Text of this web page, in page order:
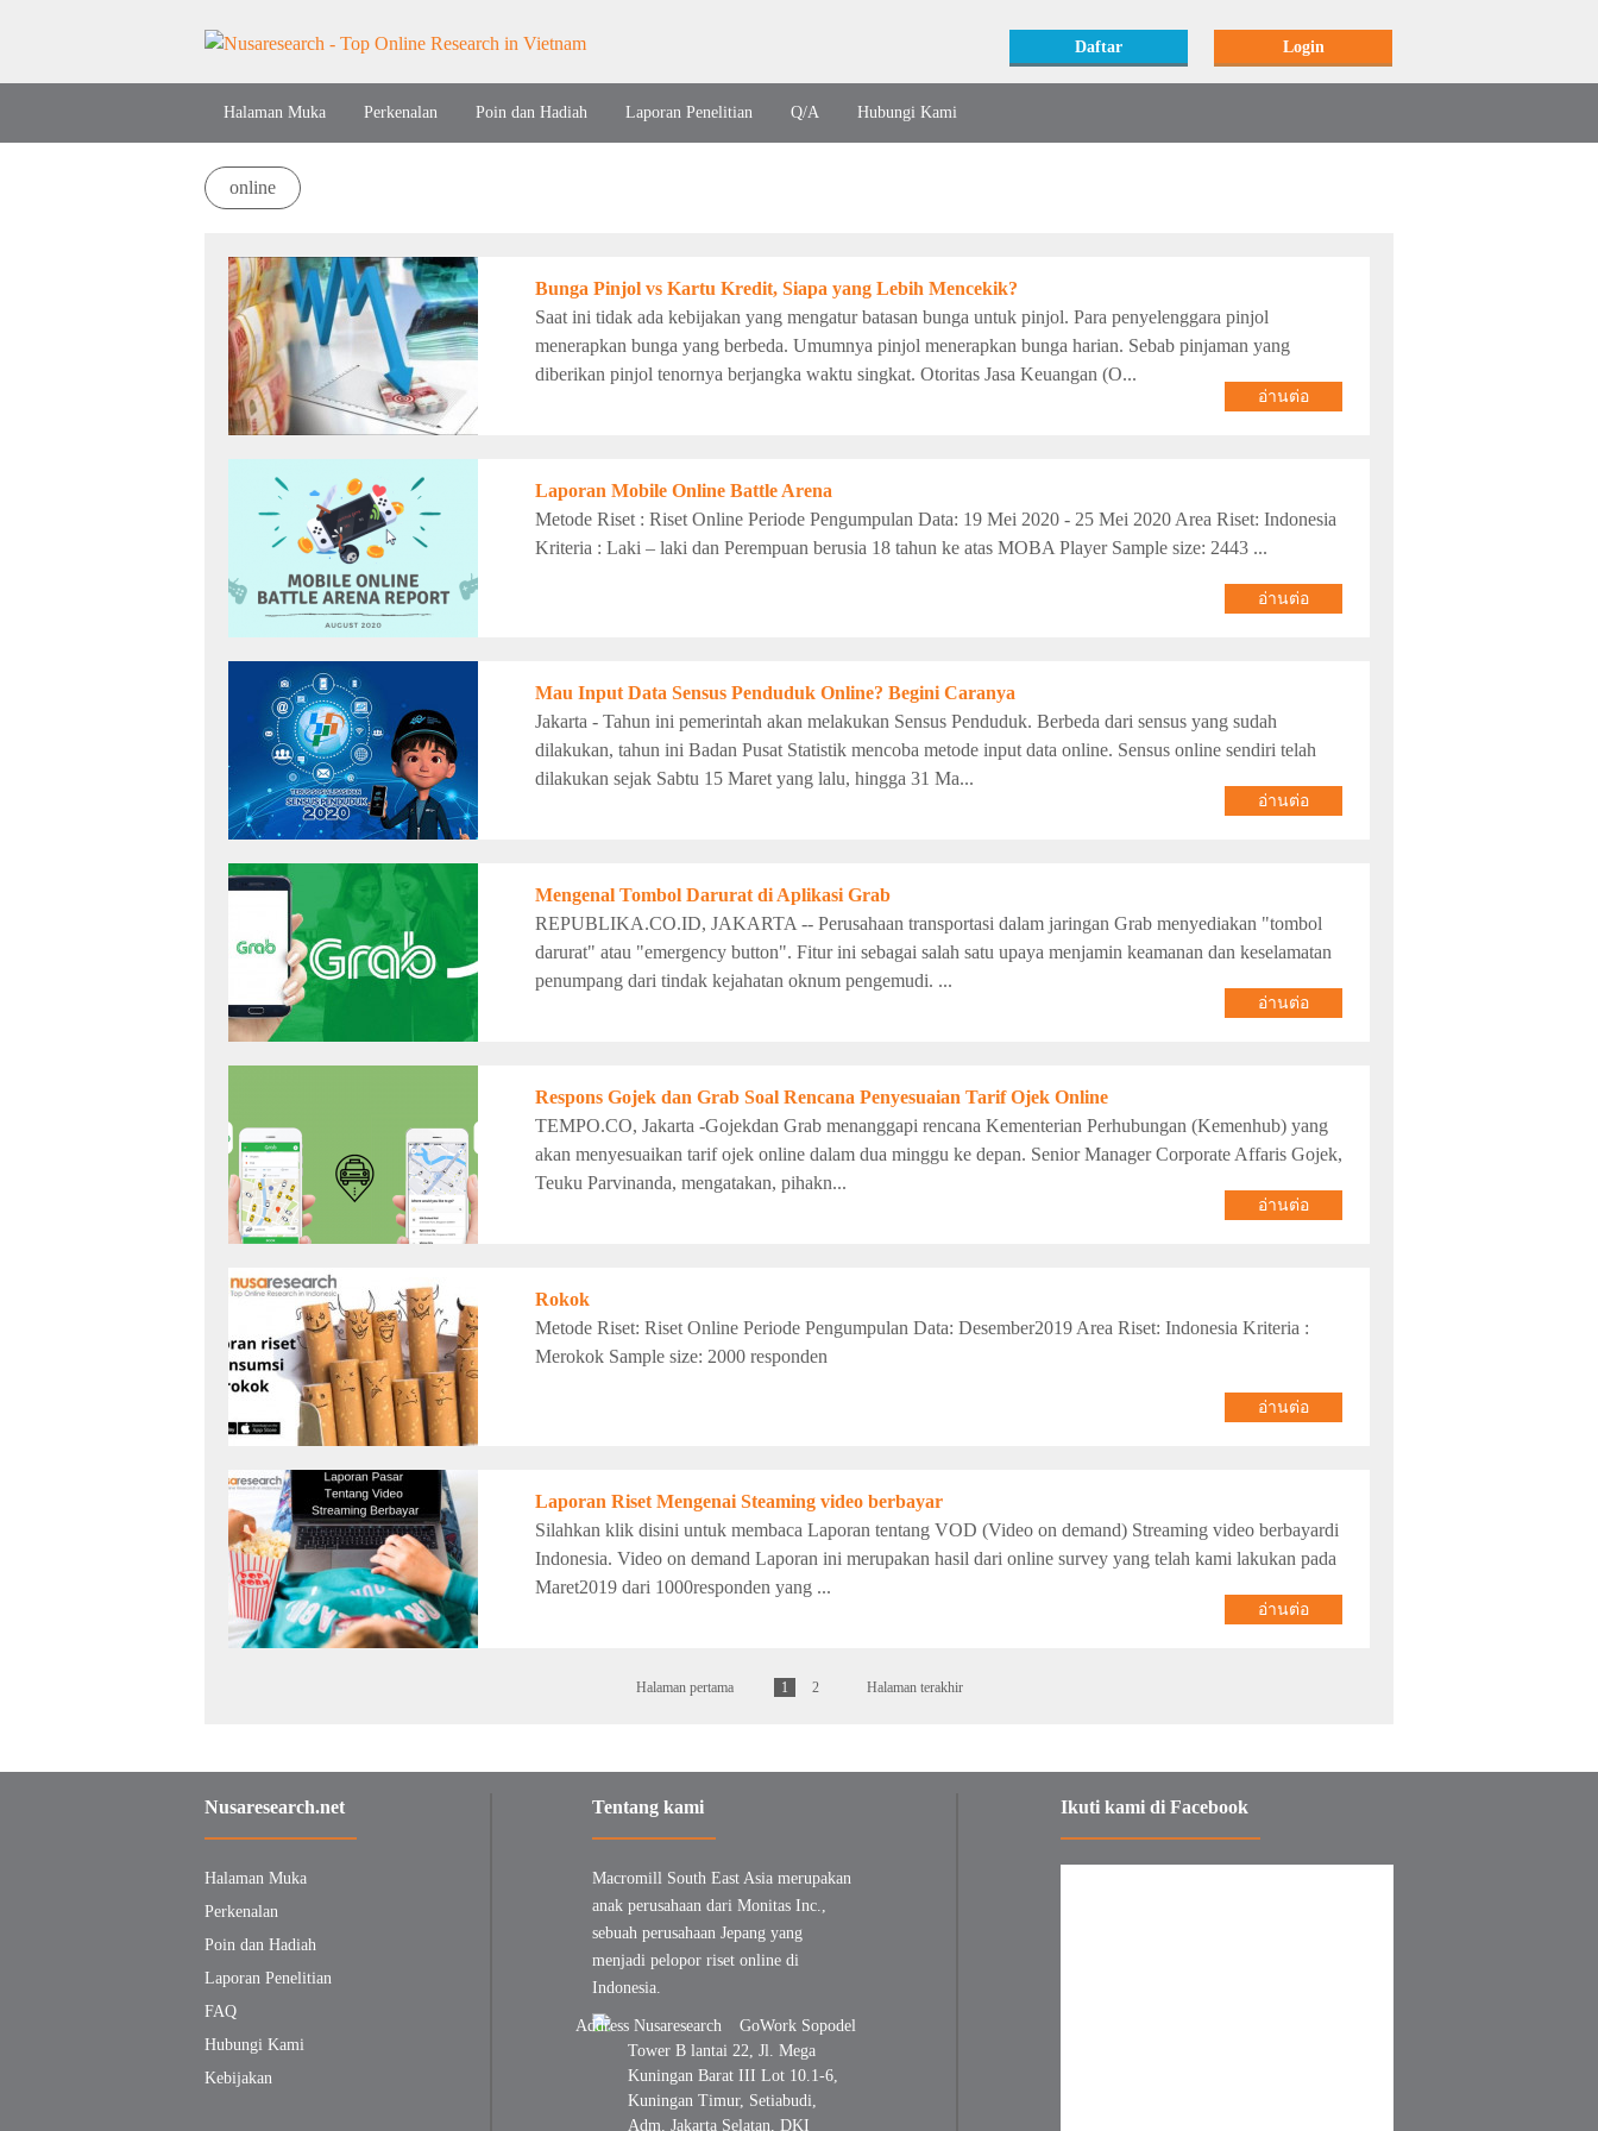
Daftar Login
Halaman Muka Perkenalan Poin dan Hadiah Laporan Penelitian Q/A Hubungi Kami
online
Bunga Pinjol vs Kartu Kredit, Siapa yang Lebih Mencekik?
Saat ini tidak ada kebijakan yang mengatur batasan bunga untuk pinjol. Para penyelenggara pinjol
menerapkan bunga yang berbeda. Umumnya pinjol menerapkan bunga harian. Sebab pinjaman yang
diberikan pinjol tenornya berjangka waktu singkat. Otoritas Jasa Keuangan (O...
อ่านต่อ
Laporan Mobile Online Battle Arena
Metode Riset : Riset Online Periode Pengumpulan Data: 19 Mei 2020 - 25 Mei 2020 Area Riset: Indonesia
Kriteria : Laki – laki dan Perempuan berusia 18 tahun ke atas MOBA Player Sample size: 2443 ...
อ่านต่อ
Mau Input Data Sensus Penduduk Online? Begini Caranya
Jakarta - Tahun ini pemerintah akan melakukan Sensus Penduduk. Berbeda dari sensus yang sudah
dilakukan, tahun ini Badan Pusat Statistik mencoba metode input data online. Sensus online sendiri telah
dilakukan sejak Sabtu 15 Maret yang lalu, hingga 31 Ma...
อ่านต่อ
Mengenal Tombol Darurat di Aplikasi Grab
REPUBLIKA.CO.ID, JAKARTA -- Perusahaan transportasi dalam jaringan Grab menyediakan "tombol
darurat" atau "emergency button". Fitur ini sebagai salah satu upaya menjamin keamanan dan keselamatan
penumpang dari tindak kejahatan oknum pengemudi. ...
อ่านต่อ
Respons Gojek dan Grab Soal Rencana Penyesuaian Tarif Ojek Online
TEMPO.CO, Jakarta -Gojekdan Grab menanggapi rencana Kementerian Perhubungan (Kemenhub) yang
akan menyesuaikan tarif ojek online dalam dua minggu ke depan. Senior Manager Corporate Affaris Gojek,
Teuku Parvinanda, mengatakan, pihakn...
อ่านต่อ
Rokok
Metode Riset: Riset Online Periode Pengumpulan Data: Desember2019 Area Riset: Indonesia Kriteria :
Merokok Sample size: 2000 responden
อ่านต่อ
Laporan Riset Mengenai Steaming video berbayar
Silahkan klik disini untuk membaca Laporan tentang VOD (Video on demand) Streaming video berbayardi
Indonesia. Video on demand Laporan ini merupakan hasil dari online survey yang telah kami lakukan pada
Maret2019 dari 1000responden yang ...
อ่านต่อ
Halaman pertama 1 2 Halaman terakhir
Nusaresearch.net
Halaman Muka
Perkenalan
Poin dan Hadiah
Laporan Penelitian
FAQ
Hubungi Kami
Kebijakan
Tentang kami
Macromill South East Asia merupakan
anak perusahaan dari Monitas Inc.,
sebuah perusahaan Jepang yang
menjadi pelopor riset online di
Indonesia.
GoWork Sopodel
Tower B lantai 22, Jl. Mega
Kuningan Barat III Lot 10.1-6,
Kuningan Timur, Setiabudi,
Adm. Jakarta Selatan, DKI
Ikuti kami di Facebook